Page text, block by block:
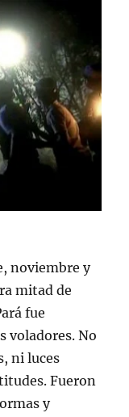
noviembre y
mitad de
fue
voladores. No
ni luces
Fueron
y